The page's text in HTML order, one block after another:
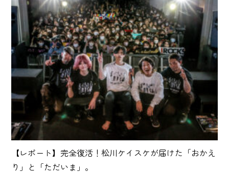
【レポート】完全復活！松川ケイスケが届けた「おかえ
り」と「ただいま」。